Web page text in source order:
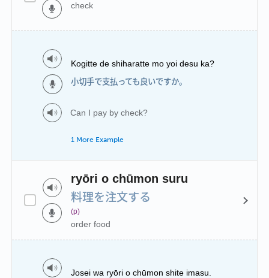
check
Kogitte de shiharatte mo yoi desu ka?
小切手で支払っても良いですか。
Can I pay by check?
1 More Example
ryōri o chūmon suru
料理を注文する
(p)
order food
Josei wa ryōri o chūmon shite imasu.